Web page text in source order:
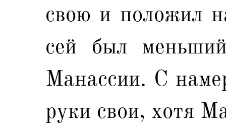
свою и положил
сей был
Манассии. С
руки свои, хотя